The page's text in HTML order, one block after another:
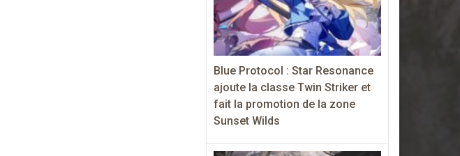
Blue Protocol : Star Resonance
ajoute la classe Twin Striker et
fait la promotion de la zone
Sunset Wilds